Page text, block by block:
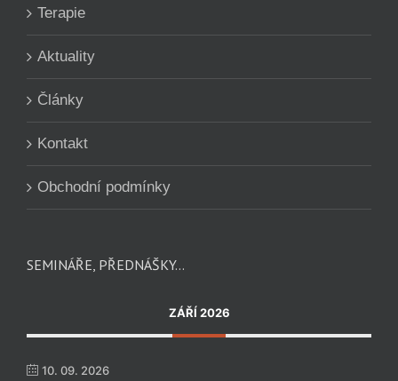
Terapie
Aktuality
Články
Kontakt
Obchodní podmínky
SEMINÁŘE, PŘEDNÁŠKY…
ZÁŘÍ 2026
10. 09. 2026